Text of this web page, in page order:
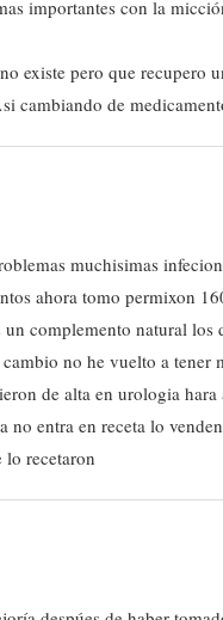
importantes con la
existe pero que recupero
cambiando de
muchisimas
ahora tomo permixon
complemento natural los
no he vuelto a tener
de alta en urologia
entra en receta lo
lo recetaron